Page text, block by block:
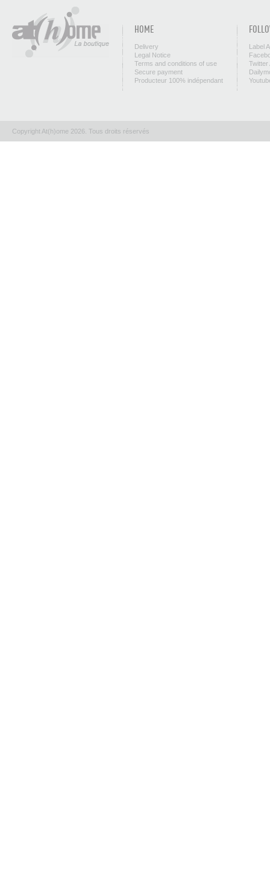
HOME
Delivery
Legal Notice
Terms and conditions of use
Secure payment
Producteur 100% indépendant
Label
Twitter
Copyright At(h)ome 2026. Tous droits réservés